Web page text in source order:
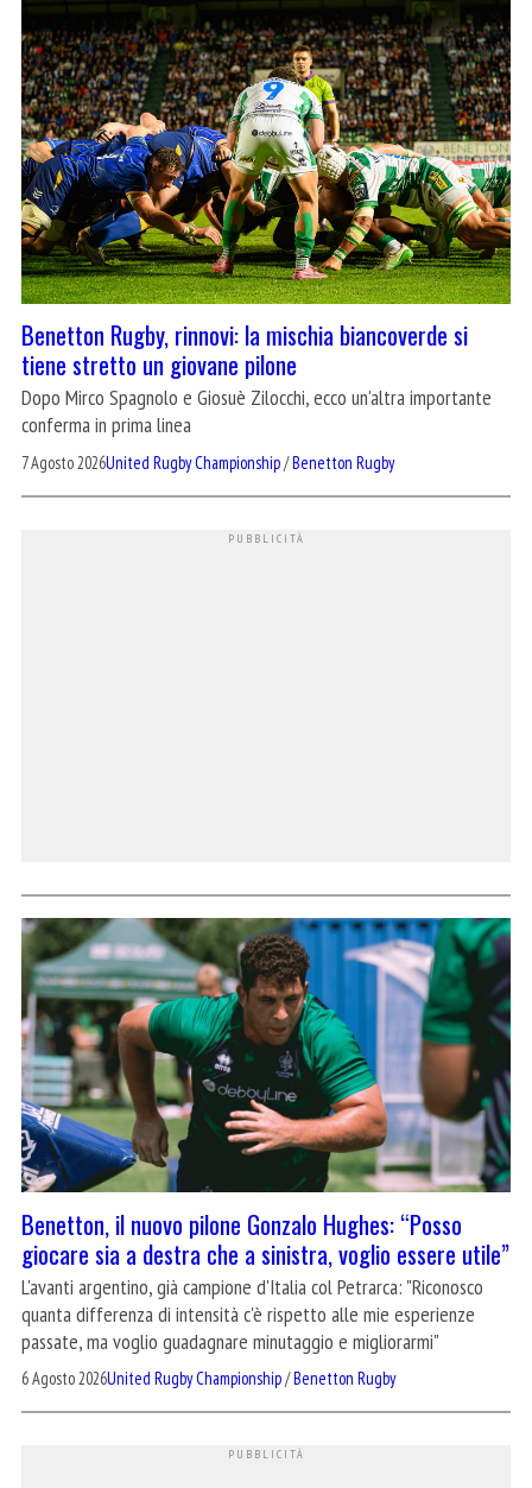
Benetton Rugby, rinnovi: la mischia biancoverde si
tiene stretto un giovane pilone
Dopo Mirco Spagnolo e Giosuè Zilocchi, ecco un'altra importante
conferma in prima linea
7 Agosto 2026United Rugby Championship/Benetton Rugby
Benetton, il nuovo pilone Gonzalo Hughes: “Posso
giocare sia a destra che a sinistra, voglio essere utile”
L'avanti argentino, già campione d'Italia col Petrarca: "Riconosco
quanta differenza di intensità c'è rispetto alle mie esperienze
passate, ma voglio guadagnare minutaggio e migliorarmi"
6 Agosto 2026United Rugby Championship/Benetton Rugby